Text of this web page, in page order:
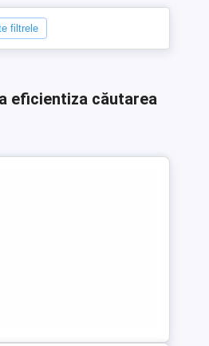
filtrele
eficientiza căutarea